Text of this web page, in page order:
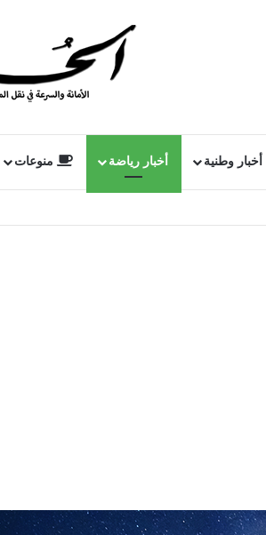
أخبار وطنية أخبار رياضة منوعات